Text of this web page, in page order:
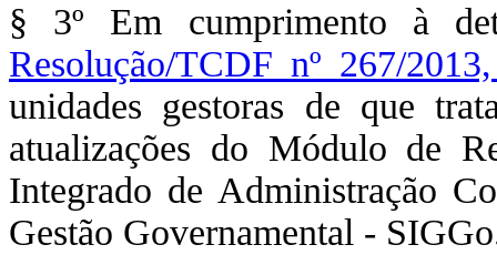
§ 3º Em cumprimento à
Resolução/TCDF nº 267/
unidades gestoras de que
atualizações do Módulo de
Integrado de Administração
Gestão Governamental -